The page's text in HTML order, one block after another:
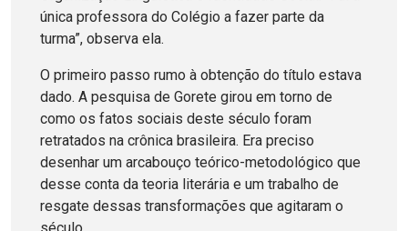
única professora do Colégio a fazer parte da
turma”, observa ela.
O primeiro passo rumo à obtenção do título estava
dado. A pesquisa de Gorete girou em torno de
como os fatos sociais deste século foram
retratados na crônica brasileira. Era preciso
desenhar um arcabouço teórico-metodológico que
desse conta da teoria literária e um trabalho de
resgate dessas transformações que agitaram o